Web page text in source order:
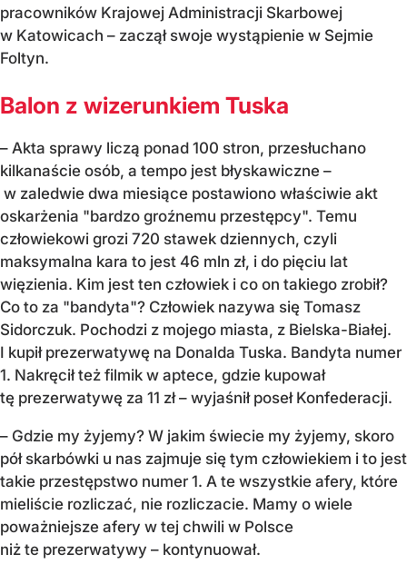
pracowników Krajowej Administracji Skarbowej
w Katowicach – zaczął swoje wystąpienie w Sejmie
Foltyn.
Balon z wizerunkiem Tuska
– Akta sprawy liczą ponad 100 stron, przesłuchano
kilkanaście osób, a tempo jest błyskawiczne –
w zaledwie dwa miesiące postawiono właściwie akt
oskarżenia "bardzo groźnemu przestępcy". Temu
człowiekowi grozi 720 stawek dziennych, czyli
maksymalna kara to jest 46 mln zł, i do pięciu lat
więzienia. Kim jest ten człowiek i co on takiego zrobił?
Co to za "bandyta"? Człowiek nazywa się Tomasz
Sidorczuk. Pochodzi z mojego miasta, z Bielska-Białej.
I kupił prezerwatywę na Donalda Tuska. Bandyta numer
1. Nakręcił też filmik w aptece, gdzie kupował
tę prezerwatywę za 11 zł – wyjaśnił poseł Konfederacji.
– Gdzie my żyjemy? W jakim świecie my żyjemy, skoro
pół skarbówki u nas zajmuje się tym człowiekiem i to jest
takie przestępstwo numer 1. A te wszystkie afery, które
mieliście rozliczać, nie rozliczacie. Mamy o wiele
poważniejsze afery w tej chwili w Polsce
niż te prezerwatywy – kontynuował.